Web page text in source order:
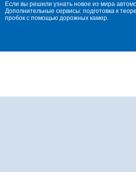
Если вы решили узнать новое из мира
Дополнительные сервисы: подготовка к
пробок с помощью дорожных камер.